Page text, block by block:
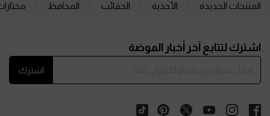
المنتجات الجديدة الأحذية الحقائب المحافظ
اشترك لتتابع آخر أخبار الموضة
اشترك